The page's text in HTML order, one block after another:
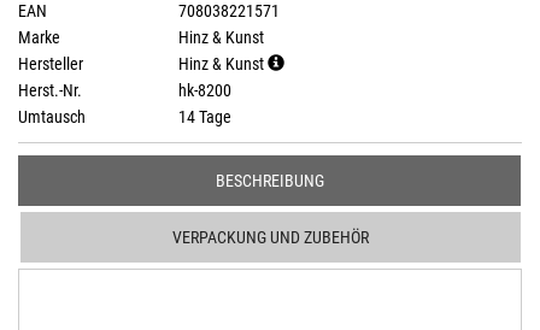
EAN
708038221571
Marke
Hinz & Kunst
Hersteller
Hinz & Kunst
Herst.-Nr.
hk-8200
Umtausch
14 Tage
BESCHREIBUNG
VERPACKUNG UND ZUBEHÖR